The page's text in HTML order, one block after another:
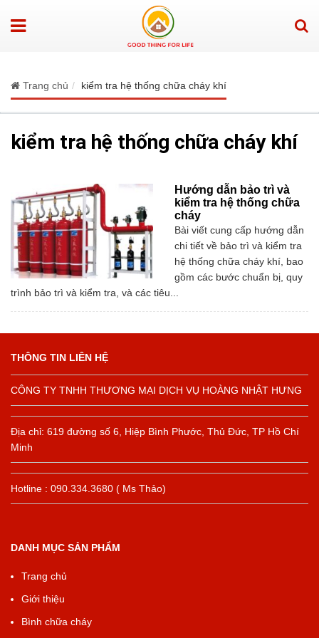
Trang chủ kiểm tra hệ thống chữa cháy khí
kiểm tra hệ thống chữa cháy khí
Hướng dẫn bảo trì và
kiểm tra hệ thống chữa
cháy
Bài viết cung cấp hướng dẫn
chi tiết về bảo trì và kiểm tra
hệ thống chữa cháy khí, bao
gồm các bước chuẩn bị, quy
trình bảo trì và kiểm tra, và các tiêu...
THÔNG TIN LIÊN HỆ
CÔNG TY TNHH THƯƠNG MẠI DỊCH VỤ HOÀNG NHẬT HƯNG
Địa chỉ: 619 đường số 6, Hiệp Bình Phước, Thủ Đức, TP Hồ Chí
Minh
Hotline : 090.334.3680 ( Ms Thảo)
DANH MỤC SẢN PHẨM
Trang chủ
Giới thiệu
Bình chữa cháy